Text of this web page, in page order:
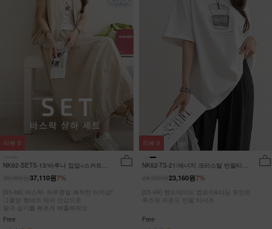
NK62-SETS-13/바루나 집업+스커트
7%
37,110원
[55-88] 바스락- 하루종일 쾌적한 터치감!
그물망 형태의 메쉬 안감으로
땀과 습기를 빠르게 배출해줘요
Free
리뷰 0
NK62-TS-21/에너지 크리스탈 반팔티
7%
23,160원
[55-99] 핸드메이드 캡보석&비딩 포인트
루즈핏 라운드 반팔 티셔츠
Free
리뷰 0